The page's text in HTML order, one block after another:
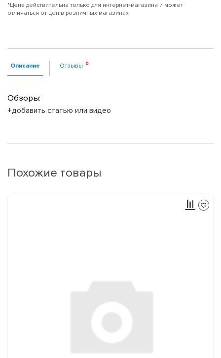
*Цена действительна только для интернет-магазина и может
отличаться от цен в розничных магазинах
Описание Отзывы
Обзоры:
+добавить статью или видео
Похожие товары